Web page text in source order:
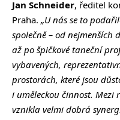
Jan Schneider, ředitel
Praha. „U nás se to
společně – od nejmenších
až po špičkové taneční
vybavených,
prostorách, které jsou
i uměleckou činnost. Mezi
vznikla velmi dobrá